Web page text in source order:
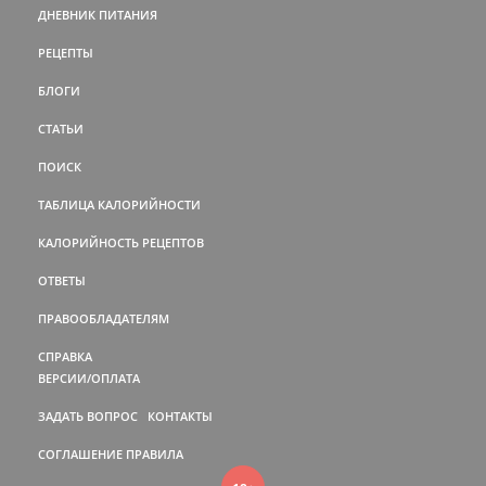
ДНЕВНИК ПИТАНИЯ
РЕЦЕПТЫ
БЛОГИ
СТАТЬИ
ПОИСК
ТАБЛИЦА КАЛОРИЙНОСТИ
КАЛОРИЙНОСТЬ РЕЦЕПТОВ
ОТВЕТЫ
ПРАВООБЛАДАТЕЛЯМ
СПРАВКА
ВЕРСИИ/ОПЛАТА
ЗАДАТЬ ВОПРОС КОНТАКТЫ
СОГЛАШЕНИЕ ПРАВИЛА